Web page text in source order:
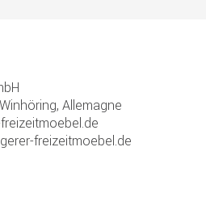
Allemagne
freizeitmoebel.de